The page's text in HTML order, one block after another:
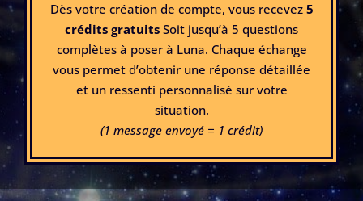
Dès votre création de compte, vous recevez 5
crédits gratuits Soit jusqu’à 5 questions
complètes à poser à Luna. Chaque échange
vous permet d’obtenir une réponse détaillée
et un ressenti personnalisé sur votre
situation.
(1 message envoyé = 1 crédit)